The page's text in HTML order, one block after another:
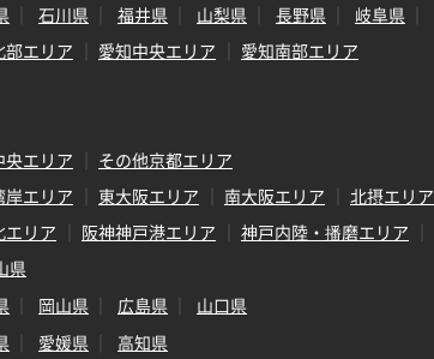
石川県 福井県 山梨県 長野県 岐阜県
部エリア 愛知中央エリア
愛知南部エリア
央エリア
その他京都エリア
岸エリア 東大阪エリア 南大阪エリア
北摂エリア
エリア 阪神神戸港エリア 神戸内陸・播磨エリア
県
岡山県 広島県
山口県
愛媛県
高知県